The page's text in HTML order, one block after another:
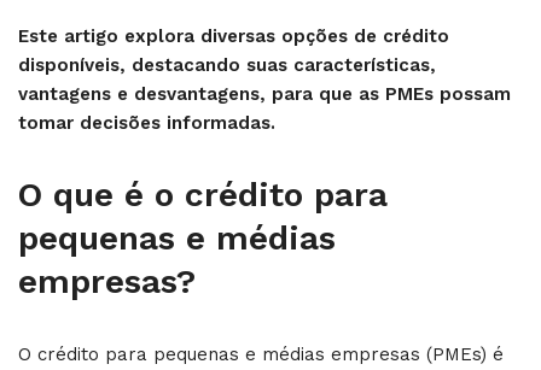
Este artigo explora diversas opções de crédito
disponíveis, destacando suas características,
vantagens e desvantagens, para que as PMEs possam
tomar decisões informadas.
O que é o crédito para
pequenas e médias
empresas?
O crédito para pequenas e médias empresas (PMEs) é